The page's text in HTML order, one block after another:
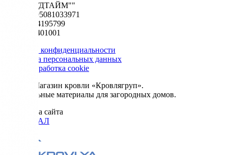
ООО "ФУДТАЙМ""
ОГРН 1195081033971
ИНН 5024195799
КПП 502401001
Политика конфиденциальности
Обработка персональных данных
Сбор и обработка cookie
© 2026. Магазин кровли «Кровлягруп».
Строительные материалы для загородных домов.
Разработка сайта
ОРИГИНАЛ